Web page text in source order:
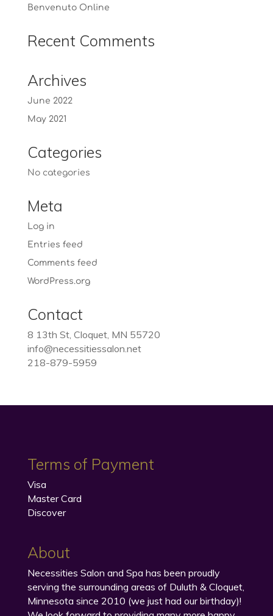
Benvenuto Online
Recent Comments
Archives
June 2022
May 2021
Categories
No categories
Meta
Log in
Entries feed
Comments feed
WordPress.org
Contact
8 13th St, Cloquet, MN 55720
info@necessitiessalon.net
218-879-5959
Terms of Payment
Visa
Master Card
Discover
About
Necessities Salon and Spa has been proudly
serving the surrounding areas of Duluth & Cloquet,
Minnesota since 2010 (we just had our birthday)!